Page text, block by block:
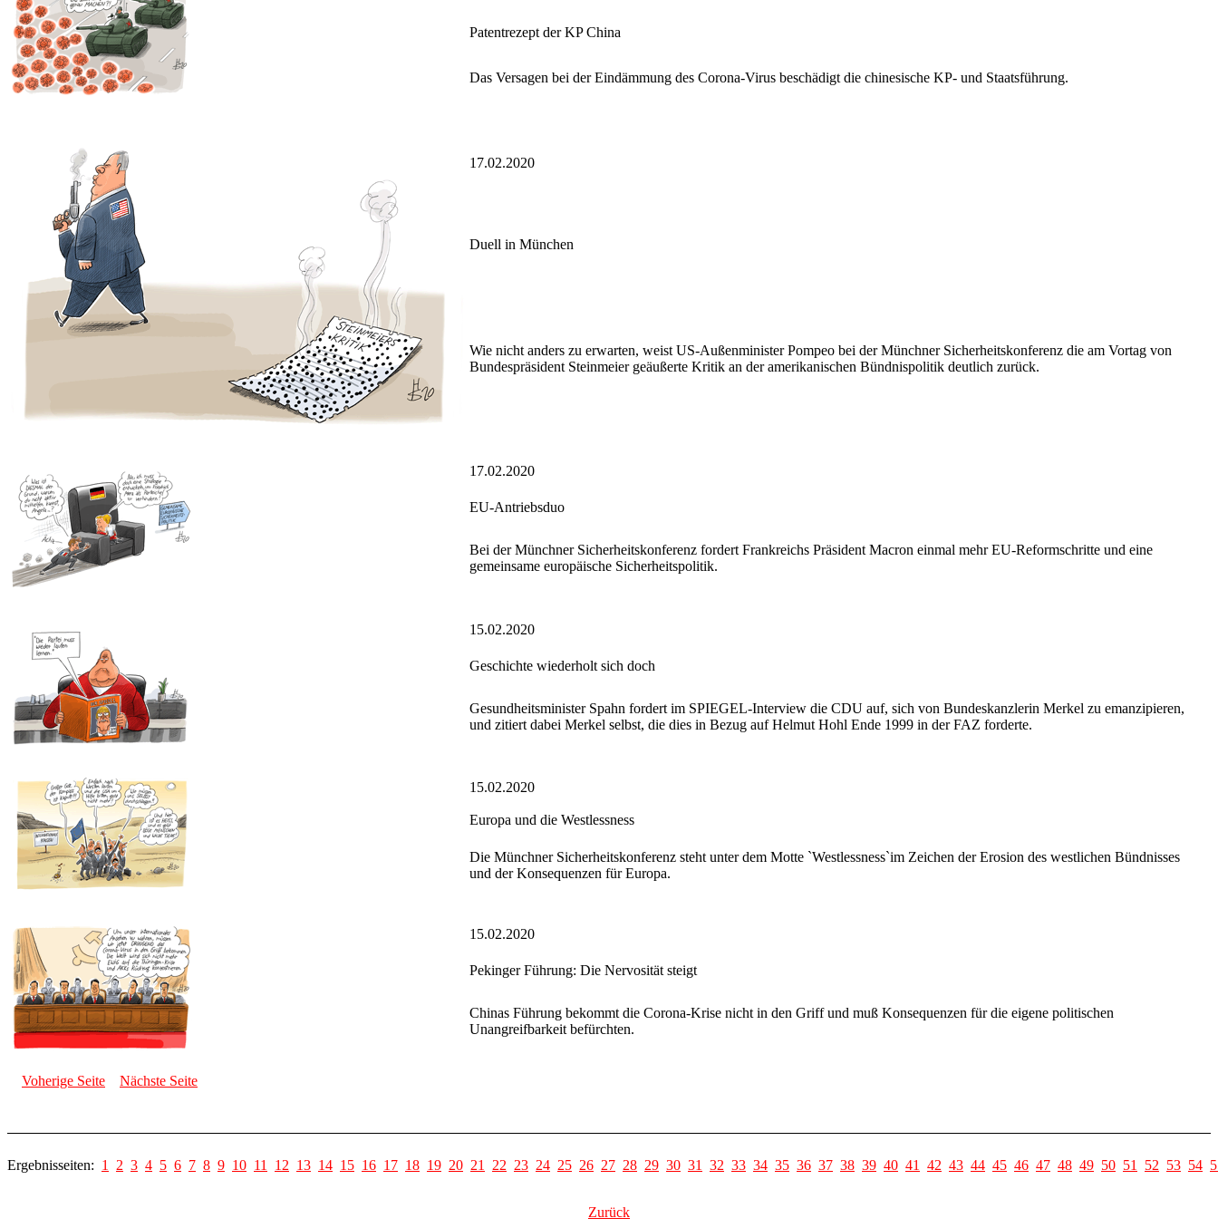
Patentrezept der KP China
Das Versagen bei der Eindämmung des Corona-Virus beschädigt die chinesische KP- und Staatsführung.
17.02.2020
Duell in München
Wie nicht anders zu erwarten, weist US-Außenminister Pompeo bei der Münchner Sicherheitskonferenz die am Vortag von
Bundespräsident Steinmeier geäußerte Kritik an der amerikanischen Bündnispolitik deutlich zurück.
17.02.2020
EU-Antriebsduo
Bei der Münchner Sicherheitskonferenz fordert Frankreichs Präsident Macron einmal mehr EU-Reformschritte und eine
gemeinsame europäische Sicherheitspolitik.
15.02.2020
Geschichte wiederholt sich doch
Gesundheitsminister Spahn fordert im SPIEGEL-Interview die CDU auf, sich von Bundeskanzlerin Merkel zu emanzipieren,
und zitiert dabei Merkel selbst, die dies in Bezug auf Helmut Hohl Ende 1999 in der FAZ forderte.
15.02.2020
Europa und die Westlessness
Die Münchner Sicherheitskonferenz steht unter dem Motte `Westlessness`im Zeichen der Erosion des westlichen Bündnisses
und der Konsequenzen für Europa.
15.02.2020
Pekinger Führung: Die Nervosität steigt
Chinas Führung bekommt die Corona-Krise nicht in den Griff und muß Konsequenzen für die eigene politischen
Unangreifbarkeit befürchten.
Voherige Seite Nächste Seite
Ergebnisseiten: 1 2 3 4 5 6 7 8 9 10 11 12 13 14 15 16 17 18 19 20 21 22 23 24 25 26 27 28 29 30 31 32 33 34 35 36 37 38 39 40 41 42 43 44 45 46 47 48 49 50 51 52 53 54
Zurück